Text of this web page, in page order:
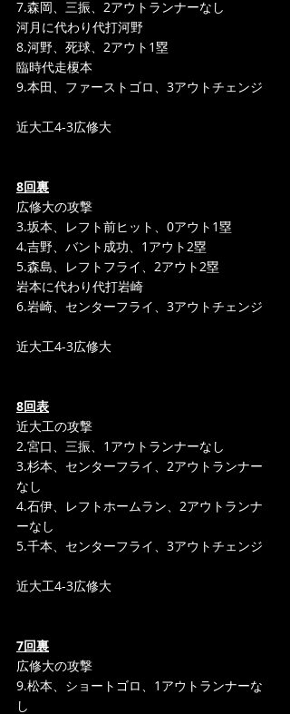
7.森岡、三振、2アウトランナーなし
河月に代わり代打河野
8.河野、死球、2アウト1塁
臨時代走榎本
9.本田、ファーストゴロ、3アウトチェンジ
近大工4-3広修大
8回裏
広修大の攻撃
3.坂本、レフト前ヒット、0アウト1塁
4.吉野、バント成功、1アウト2塁
5.森島、レフトフライ、2アウト2塁
岩本に代わり代打岩崎
6.岩崎、センターフライ、3アウトチェンジ
近大工4-3広修大
8回表
近大工の攻撃
2.宮口、三振、1アウトランナーなし
3.杉本、センターフライ、2アウトランナー
なし
4.石伊、レフトホームラン、2アウトランナ
ーなし
5.千本、センターフライ、3アウトチェンジ
近大工4-3広修大
7回裏
広修大の攻撃
9.松本、ショートゴロ、1アウトランナーな
し